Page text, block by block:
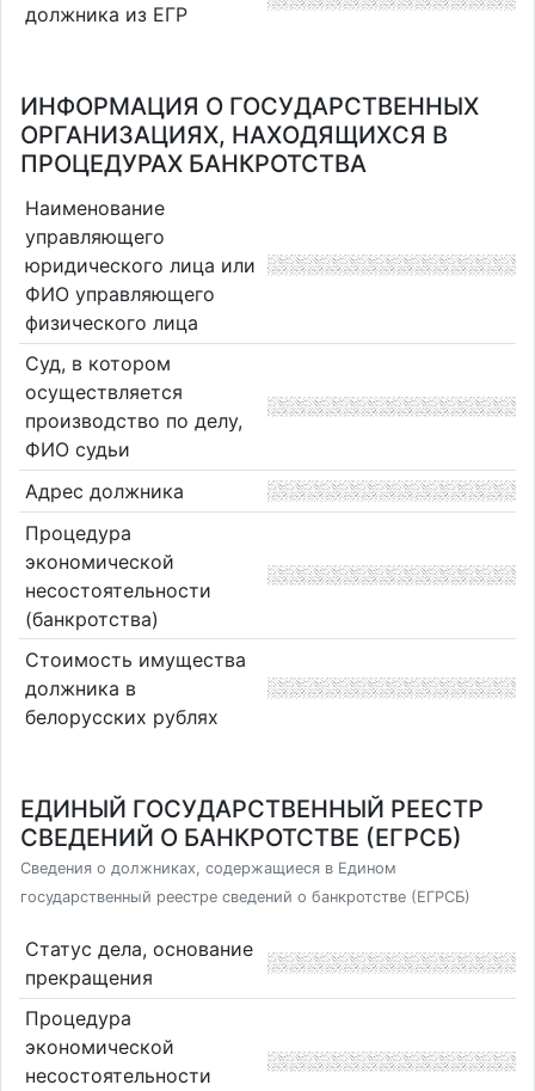
должника из ЕГР
ИНФОРМАЦИЯ О ГОСУДАРСТВЕННЫХ
ОРГАНИЗАЦИЯХ, НАХОДЯЩИХСЯ В
ПРОЦЕДУРАХ БАНКРОТСТВА
Наименование
управляющего
юридического лица или
ФИО управляющего
физического лица
Суд, в котором
осуществляется
производство по делу,
ФИО судьи
Адрес должника
Процедура
экономической
несостоятельности
(банкротства)
Стоимость имущества
должника в
белорусских рублях
ЕДИНЫЙ ГОСУДАРСТВЕННЫЙ РЕЕСТР
СВЕДЕНИЙ О БАНКРОТСТВЕ (ЕГРСБ)
Сведения о должниках, содержащиеся в Едином
государственный реестре сведений о банкротстве (ЕГРСБ)
Статус дела, основание
прекращения
Процедура
экономической
несостоятельности